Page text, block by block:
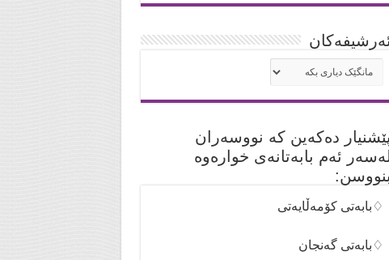
ئه‌رشیفه‌کان
پێشنیار دەکەین کە نووسەران
ئەم بابەتانەی خوارەوە
بنووسن:
♢بابەتی کۆمەڵایەتی
♢بابەتی گەنجان